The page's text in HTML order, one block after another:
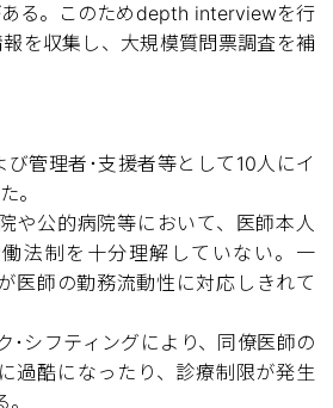
る。このためdepth interviewを行
を収集し、大規模質問票調査を補
管理者･支援者等として10人にイ
。
や公的病院等において、医師本人
法制を十分理解していない。一
医師の勤務流動性に対応しきれて
･シフティングにより、同僚医師の
過酷になったり、診療制限が発生